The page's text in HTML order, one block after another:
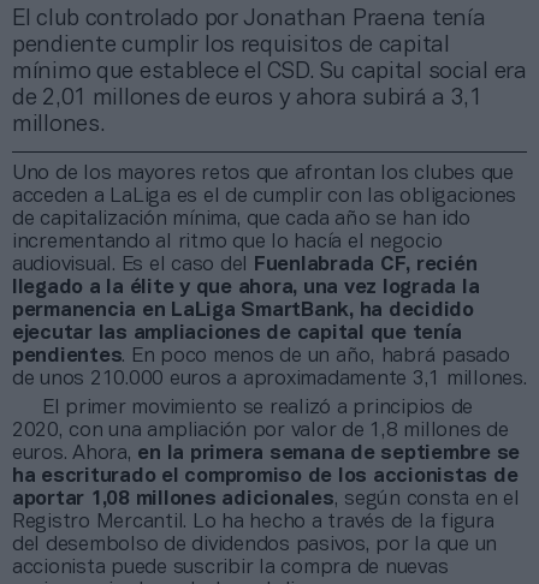
El club controlado por Jonathan Praena tenía
pendiente cumplir los requisitos de capital
mínimo que establece el CSD. Su capital social era
de 2,01 millones de euros y ahora subirá a 3,1
millones.
Uno de los mayores retos que afrontan los clubes que
acceden a LaLiga es el de cumplir con las obligaciones
de capitalización mínima, que cada año se han ido
incrementando al ritmo que lo hacía el negocio
audiovisual. Es el caso del
Fuenlabrada CF, recién
llegado a la élite y que ahora, una vez lograda la
permanencia en LaLiga SmartBank, ha decidido
ejecutar las ampliaciones de capital que tenía
pendientes. En poco menos de un año, habrá pasado
de unos 210.000 euros a aproximadamente 3,1 millones.
El primer movimiento se realizó a principios de
2020, con una ampliación por valor de 1,8 millones de
euros. Ahora, en la primera semana de septiembre se
ha escriturado el compromiso de los accionistas de
aportar 1,08 millones adicionales, según consta en el
Registro Mercantil. Lo ha hecho a través de la figura
del desembolso de dividendos pasivos, por la que un
accionista puede suscribir la compra de nuevas